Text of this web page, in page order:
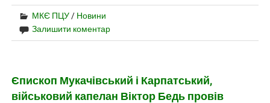
МКЄ ПЦУ / Новини
Залишити коментар
Єпископ Мукачівський і Карпатський,
військовий капелан Віктор Бедь провів